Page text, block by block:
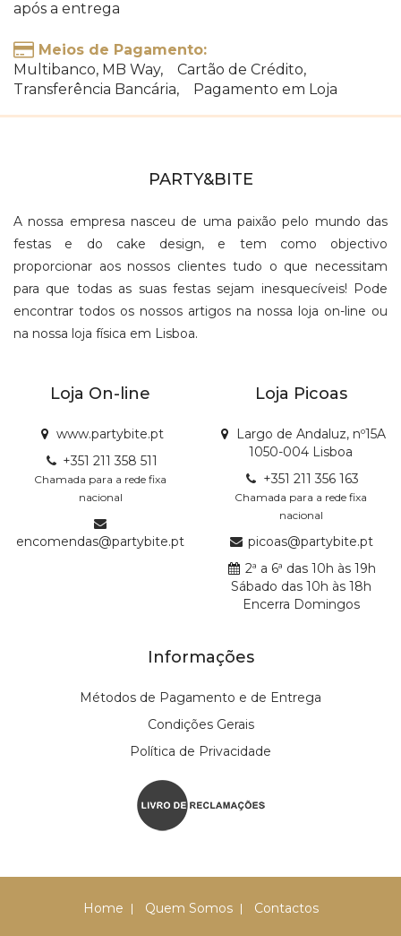
após a entrega
Meios de Pagamento:
Multibanco, MB Way, Cartão de Crédito,
Transferência Bancária, Pagamento em Loja
PARTY&BITE
A nossa empresa nasceu de uma paixão pelo mundo das
festas e do cake design, e tem como objectivo
proporcionar aos nossos clientes tudo o que necessitam
para que todas as suas festas sejam inesquecíveis! Pode
encontrar todos os nossos artigos na nossa loja on-line ou
na nossa loja física em Lisboa.
Loja On-line
www.partybite.pt
+351 211 358 511
Chamada para a rede fixa
nacional
encomendas@partybite.pt
Loja Picoas
Largo de Andaluz, nº15A
1050-004 Lisboa
+351 211 356 163
Chamada para a rede fixa
nacional
picoas@partybite.pt
2ª a 6ª das 10h às 19h
Sábado das 10h às 18h
Encerra Domingos
Informações
Métodos de Pagamento e de Entrega
Condições Gerais
Política de Privacidade
Home Quem Somos Contactos